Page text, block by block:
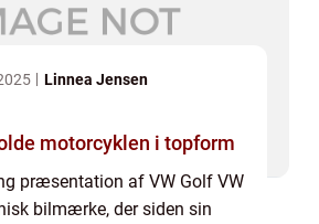
Linnea Jensen
motorcyklen i topform
præsentation af VW Golf VW
bilmærke, der siden sin